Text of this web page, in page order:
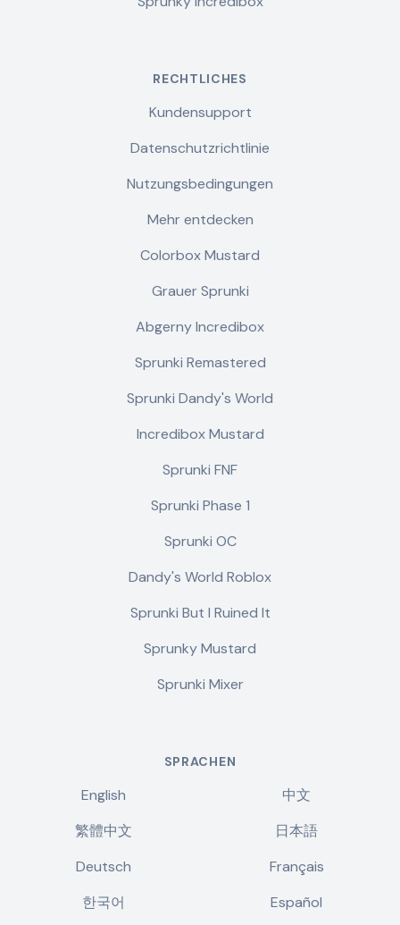
RECHTLICHES
Kundensupport
Datenschutzrichtlinie
Nutzungsbedingungen
Mehr entdecken
Colorbox Mustard
Grauer Sprunki
Abgerny Incredibox
Sprunki Remastered
Sprunki Dandy's World
Incredibox Mustard
Sprunki FNF
Sprunki Phase 1
Sprunki OC
Dandy's World Roblox
Sprunki But I Ruined It
Sprunky Mustard
Sprunki Mixer
SPRACHEN
English
中文
繁體中文
日本語
Deutsch
Français
한국어
Español